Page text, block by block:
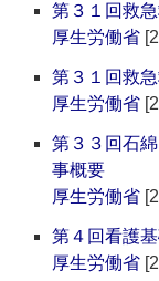
第３１回救
厚生労働省
第３１回救
厚生労働省
第３３回石
事概要
厚生労働省
第４回看護
厚生労働省